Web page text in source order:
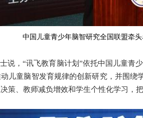
中国儿童青少年脑智研究全国联盟牵
，“讯飞教育脑计划”依托中国儿童青
儿童脑智发育规律的创新研究，并围
策、教师减负增效和学生个性化学习，